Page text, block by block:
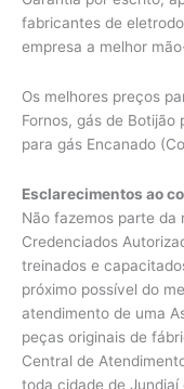
fabricantes de
empresa a melhor
Os melhores preços
Fornos, gás de Botijão
para gás Encanado
Esclarecimentos ao
Não fazemos parte da
Credenciados
treinados e
próximo possível do
atendimento de uma
peças originais de
Central de
toda cidade de